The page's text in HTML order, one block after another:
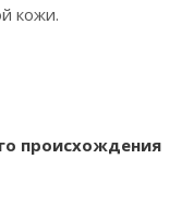
кожи.
происхождения